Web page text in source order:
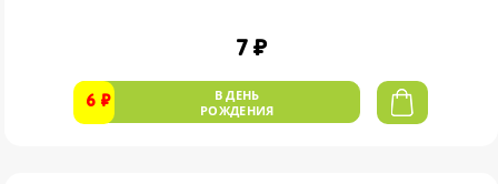
7 ₽
6 ₽
В ДЕНЬ
РОЖДЕНИЯ